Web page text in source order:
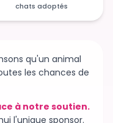
chats adoptés
qu'un animal
les chances de
à notre soutien.
l'unique sponsor.